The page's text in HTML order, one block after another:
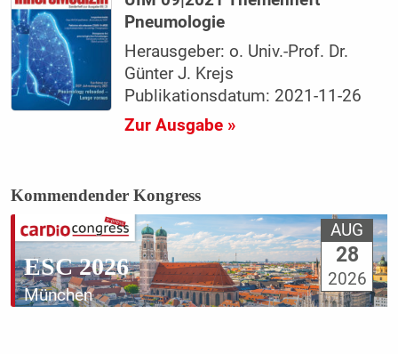
Pneumologie
Herausgeber: o. Univ.-Prof. Dr.
Günter J. Krejs
Publikationsdatum: 2021-11-26
Zur Ausgabe »
Kommendender Kongress
ESC 2026
München
AUG
28
2026